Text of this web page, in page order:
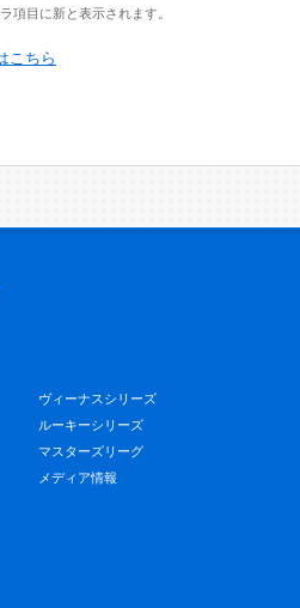
項目に新と表示されます。
こちら
ヴィーナスシリーズ
ルーキーシリーズ
マスターズリーグ
メディア情報